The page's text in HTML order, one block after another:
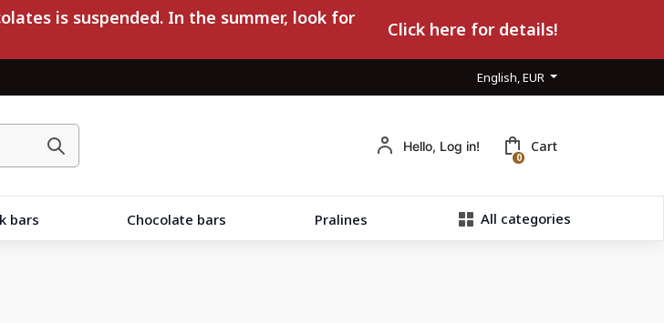
is suspended. In the summer, look for
Click here for details!
English, EUR
Hello, Log in!
0
Cart
bars Chocolate bars Pralines All categories